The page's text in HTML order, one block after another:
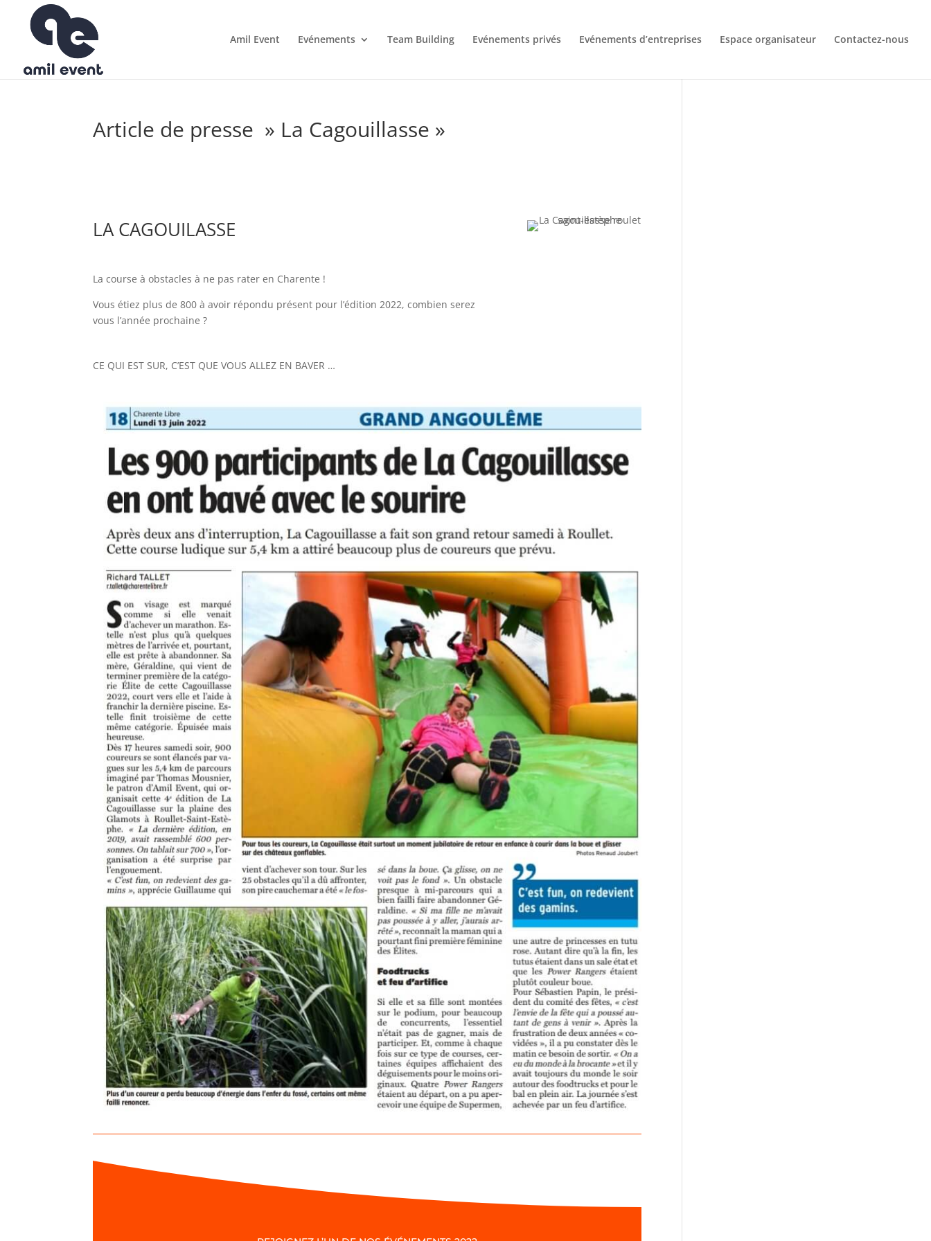
Amil Event Evénements Team Building Evénements privés Evénements d’entreprises Espace organisateur Contactez-nous
Article de presse » La Cagouillasse »
LA CAGOUILASSE
La course à obstacles à ne pas rater en Charente !
Vous étiez plus de 800 à avoir répondu présent pour l’édition 2022, combien serez
vous l’année prochaine ?
CE QUI EST SUR, C’EST QUE VOUS ALLEZ EN BAVER …